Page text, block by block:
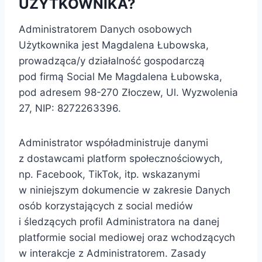
UŻYTKOWNIKA?
Administratorem Danych osobowych
Użytkownika jest Magdalena Łubowska,
prowadząca/y działalność gospodarczą
pod firmą Social Me Magdalena Łubowska,
pod adresem 98-270 Złoczew, Ul. Wyzwolenia
27, NIP: 8272263396.
Administrator współadministruje danymi
z dostawcami platform społecznościowych,
np. Facebook, TikTok, itp. wskazanymi
w niniejszym dokumencie w zakresie Danych
osób korzystających z social mediów
i śledzących profil Administratora na danej
platformie social mediowej oraz wchodzących
w interakcje z Administratorem. Zasady